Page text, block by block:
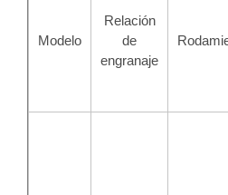
Modelo
Relación
de
engranaje